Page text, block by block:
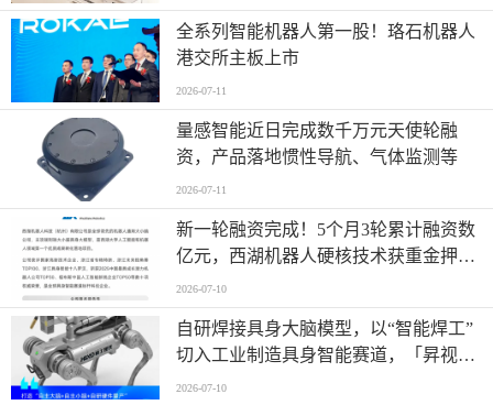
全系列智能机器人第一股！珞石机器人
港交所主板上市
2026-07-11
量感智能近日完成数千万元天使轮融
资，产品落地惯性导航、气体监测等
2026-07-11
新一轮融资完成！5个月3轮累计融资数
亿元，西湖机器人硬核技术获重金押
注！
2026-07-10
自研焊接具身大脑模型，以“智能焊工”
切入工业制造具身智能赛道，「昇视唯
盛」完成数亿元B轮融资
2026-07-10